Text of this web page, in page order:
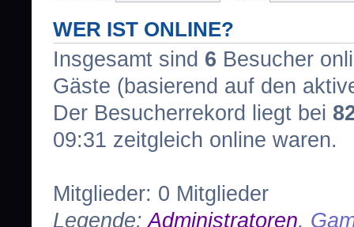
WER IST ONLINE?
Insgesamt sind 6 Besucher
Gäste (basierend auf den
Der Besucherrekord liegt bei
09:31 zeitgleich online waren.
Mitglieder: 0 Mitglieder
Legende:Administratoren,